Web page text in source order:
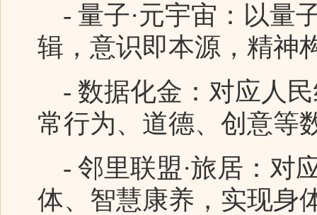
- 量子·元宇宙：以量
辑，意识即本源，精神
- 数据化金：对应人民
常行为、道德、创意等
- 邻里联盟·旅居：对
体、智慧康养，实现身